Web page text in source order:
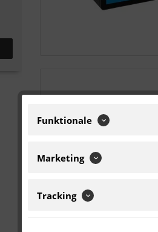
Funktionale
Marketing
Tracking